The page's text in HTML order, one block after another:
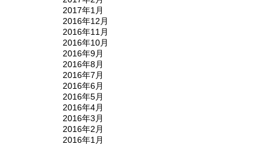
2017年1月
2016年12月
2016年11月
2016年10月
2016年9月
2016年8月
2016年7月
2016年6月
2016年5月
2016年4月
2016年3月
2016年2月
2016年1月